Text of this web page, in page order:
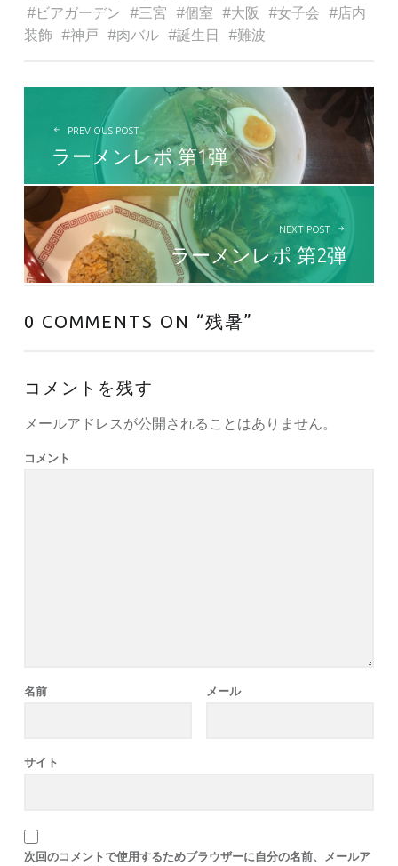
ビアガーデン
三宮 個室 大阪 女子会
店内
装飾
神戸 肉バル 誕生日 難波
投稿ナビゲーション
PREVIOUS POST
ラーメンレポ 第1弾
NEXT POST
ラーメンレポ 第2弾
0 COMMENTS ON “残暑”
コメントを残す
メールアドレスが公開されることはありません。
コメント
名前 メール
サイト
次回のコメントで使用するためブラウザーに自分の名前、メールア